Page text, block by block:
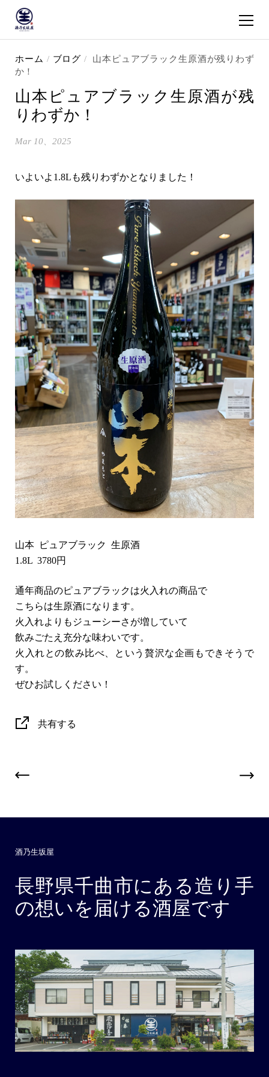
ショッピ
ホーム / ブログ /
山本ピュアブラック生原酒が残りわず
か！
山本ピュアブラック生原酒が残
りわずか！
Mar 10、2025
いよいよ1.8Lも残りわずかとなりました！
山本 ピュアブラック 生原酒
1.8L 3780円
通年商品のピュアブラックは火入れの商品で
こちらは生原酒になります。
火入れよりもジューシーさが増していて
飲みごたえ充分な味わいです。
火入れとの飲み比べ、という贅沢な企画もできそうで
す。
ぜひお試しください！
共有する
酒乃生坂屋
長野県千曲市にある造り手
の想いを届ける酒屋です